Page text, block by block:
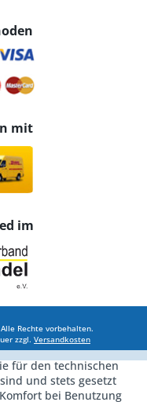
mit
im
Rechte vorbehalten.
zzgl. Versandkosten
für den technischen
und stets gesetzt
bei Benutzung